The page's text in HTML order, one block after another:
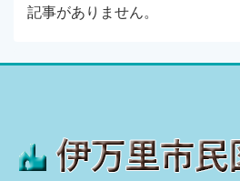
記事がありません。